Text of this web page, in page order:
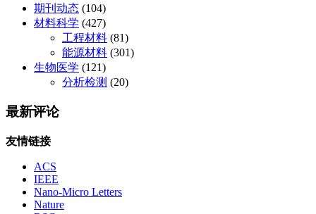
期刊动态 (104)
材料科学 (427)
工程材料 (81)
能源材料 (301)
生物医学 (121)
分析检测 (20)
最新评论
友情链接
ACS
IEEE
Nano-Micro Letters
Nature